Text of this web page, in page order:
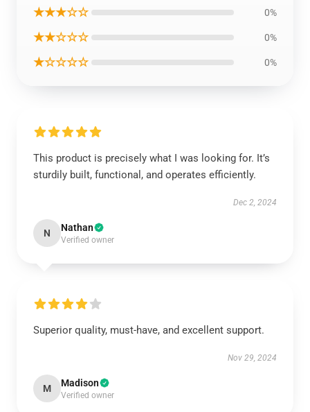
★★★☆☆ 0%
★★☆☆☆ 0%
★☆☆☆☆ 0%
This product is precisely what I was looking for. It’s
sturdily built, functional, and operates efficiently.
Dec 2, 2024
N Nathan
Verified owner
Superior quality, must-have, and excellent support.
Nov 29, 2024
M Madison
Verified owner